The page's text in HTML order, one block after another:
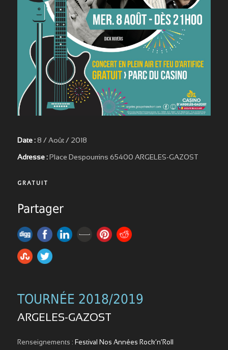
Date : 8 / Août / 2018
Adresse : Place Despourrins 65400 ARGELES-GAZOST
GRATUIT
Partager
TOURNÉE 2018/2019
ARGELES-GAZOST
Renseignements : Festival Nos Années Rock’n’Roll